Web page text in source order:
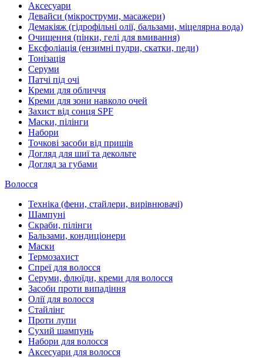
Аксесуари
Девайси (мікроструми, масажери)
Демакіяж (гідрофільні олії, бальзами, міцелярна вода)
Очищення (пінки, гелі для вмивання)
Ексфоліація (ензимні пудри, скатки, педи)
Тонізація
Серуми
Патчі під очі
Креми для обличчя
Креми для зони навколо очей
Захист від сонця SPF
Маски, пілінги
Набори
Точкові засоби від прищів
Догляд для шиї та декольте
Догляд за губами
Волосся
Техніка (фени, стайлери, вирівнювачі)
Шампуні
Скраби, пілінги
Бальзами, кондиціонери
Маски
Термозахист
Спреї для волосся
Серуми, флюїди, креми для волосся
Засоби проти випадіння
Олії для волосся
Стайлінг
Проти лупи
Сухий шампунь
Набори для волосся
Аксесуари для волосся